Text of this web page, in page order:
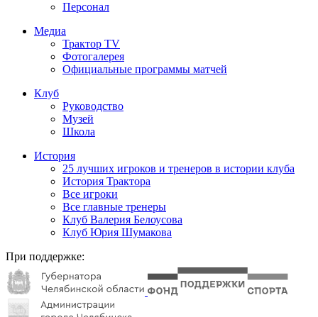
Персонал
Медиа
Трактор TV
Фотогалерея
Официальные программы матчей
Клуб
Руководство
Музей
Школа
История
25 лучших игроков и тренеров в истории клуба
История Трактора
Все игроки
Все главные тренеры
Клуб Валерия Белоусова
Клуб Юрия Шумакова
При поддержке: